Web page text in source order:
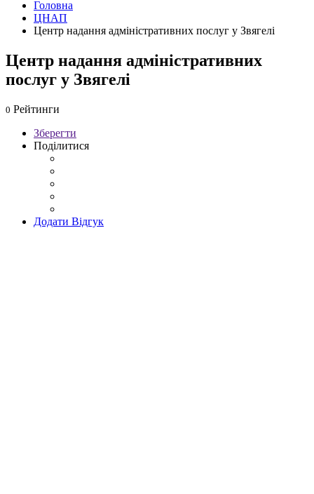
Головна
ЦНАП
Центр надання адміністративних послуг у Звягелі
Центр надання адміністративних
послуг у Звягелі
0 Рейтинги
Зберегти
Поділитися
Додати Відгук